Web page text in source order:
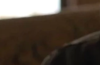
Sánchez Pérez